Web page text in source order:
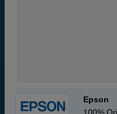
Epson